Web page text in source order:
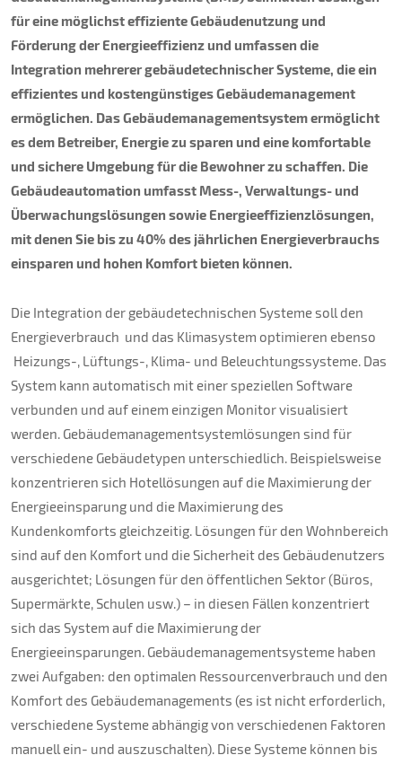
Kontakt
für eine möglichst effiziente Gebäudenutzung und
Förderung der Energieeffizienz und umfassen die
Integration mehrerer gebäudetechnischer Systeme, die ein
effizientes und kostengünstiges Gebäudemanagement
ermöglichen. Das Gebäudemanagementsystem ermöglicht
es dem Betreiber, Energie zu sparen und eine komfortable
und sichere Umgebung für die Bewohner zu schaffen. Die
Gebäudeautomation umfasst Mess-, Verwaltungs- und
Überwachungslösungen sowie Energieeffizienzlösungen,
mit denen Sie bis zu 40% des jährlichen Energieverbrauchs
einsparen und hohen Komfort bieten können.
Die Integration der gebäudetechnischen Systeme soll den
Energieverbrauch und das Klimasystem optimieren ebenso
Heizungs-, Lüftungs-, Klima- und Beleuchtungssysteme. Das
System kann automatisch mit einer speziellen Software
verbunden und auf einem einzigen Monitor visualisiert
werden. Gebäudemanagementsystemlösungen sind für
verschiedene Gebäudetypen unterschiedlich. Beispielsweise
konzentrieren sich Hotellösungen auf die Maximierung der
Energieeinsparung und die Maximierung des
Kundenkomforts gleichzeitig. Lösungen für den Wohnbereich
sind auf den Komfort und die Sicherheit des Gebäudenutzers
ausgerichtet; Lösungen für den öffentlichen Sektor (Büros,
Supermärkte, Schulen usw.) – in diesen Fällen konzentriert
sich das System auf die Maximierung der
Energieeinsparungen. Gebäudemanagementsysteme haben
zwei Aufgaben: den optimalen Ressourcenverbrauch und den
Komfort des Gebäudemanagements (es ist nicht erforderlich,
verschiedene Systeme abhängig von verschiedenen Faktoren
manuell ein- und auszuschalten). Diese Systeme können bis